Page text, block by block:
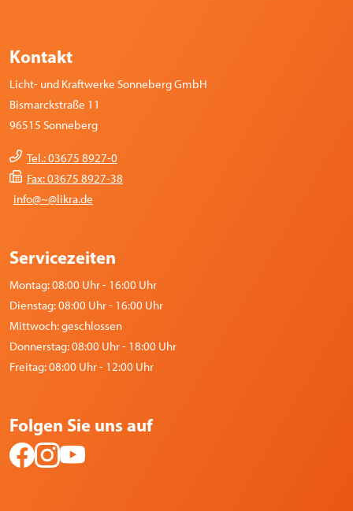
Kontakt
Licht- und Kraftwerke Sonneberg GmbH
Bismarckstraße 11
96515 Sonneberg
Tel.: 03675 8927-0
Fax: 03675 8927-38
info@~@likra.de
Servicezeiten
Montag: 08:00 Uhr - 16:00 Uhr
Dienstag: 08:00 Uhr - 16:00 Uhr
Mittwoch: geschlossen
Donnerstag: 08:00 Uhr - 18:00 Uhr
Freitag: 08:00 Uhr - 12:00 Uhr
Folgen Sie uns auf